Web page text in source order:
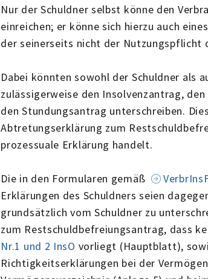
Nur der Schuldner selbst könne den
einreichen; er könne sich hierzu auch
der seinerseits nicht der Nutzungspflicht
Dabei könnten sowohl der Schuldner als
zulässigerweise den Insolvenzantrag,
den Stundungsantrag unterschreiben.
Abtretungserklärung zum
prozessuale Erklärung handelt.
Die in den Formularen gemäß
Erklärungen des Schuldners seien
grundsätzlich vom Schuldner zu
zum Restschuldbefreiungsantrag, dass
Nr.1 und 2 InsO vorliegt (Hauptblatt),
Richtigkeitserklärungen bei der